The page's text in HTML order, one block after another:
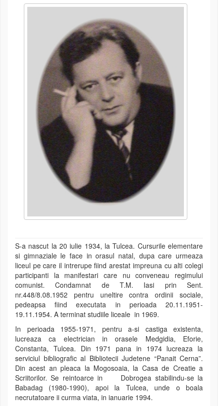
S-a nascut la 20 iulie 1934, la Tulcea. Cursurile elementare
si gimnaziale le face in orasul natal, dupa care urmeaza
liceul pe care il intrerupe fiind arestat impreuna cu alti colegi
participanti la manifestari care nu conveneau regimului
comunist. Condamnat de T.M. Iasi prin Sent.
nr.448/8.08.1952 pentru uneltire contra ordinii sociale,
pedeapsa fiind executata in perioada 20.11.1951-
19.11.1954. A terminat studiile liceale in 1969.
In perioada 1955-1971, pentru a-si castiga existenta,
lucreaza ca electrician in orasele Medgidia, Eforie,
Constanta, Tulcea. Din 1971 pana in 1974 lucreaza la
serviciul bibliografic al Bibliotecii Judetene “Panait Cerna”.
Din acest an pleaca la Mogosoaia, la Casa de Creatie a
Scriitorilor. Se reintoarce in Dobrogea stabilindu-se la
Babadag (1980-1990), apoi la Tulcea, unde o boala
necrutatoare ii curma viata, in ianuarie 1994.